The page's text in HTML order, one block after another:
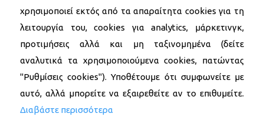
χρησιμοποιεί εκτός από τα απαραίτητα cookies για τη
λειτουργία του, cookies για analytics, μάρκετινγκ,
προτιμήσεις αλλά και μη ταξινομημένα (δείτε
αναλυτικά τα χρησιμοποιούμενα cookies, πατώντας
"Ρυθμίσεις cookies"). Υποθέτουμε ότι συμφωνείτε με
αυτό, αλλά μπορείτε να εξαιρεθείτε αν το επιθυμείτε.
Διαβάστε περισσότερα